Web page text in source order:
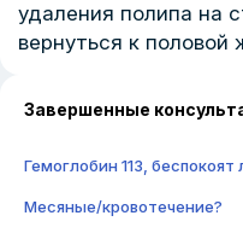
удаления полипа на
вернуться к половой
Завершенные
Гемоглобин 113,
Месяные/кровотечение?